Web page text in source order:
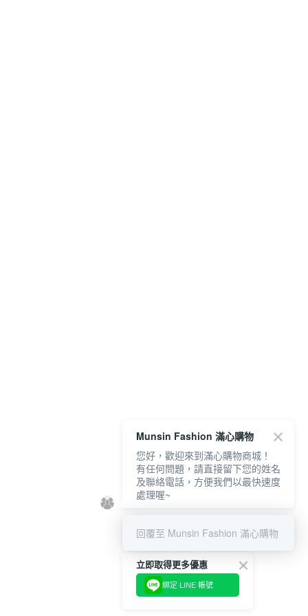
立即取得更多優惠
綁定 LINE 帳號
Munsin Fashion 滿心購物
您好，歡迎來到滿心購物商城！
有任何問題，請直接留下您的姓名
及聯絡電話，方便我們以最快速度
處理喔~
回覆至 Munsin Fashion 滿心購物